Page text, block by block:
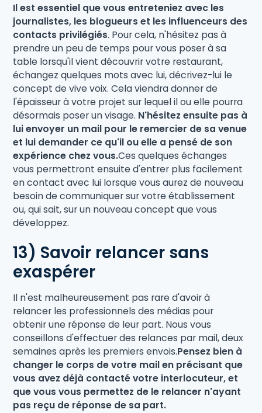
Il est essentiel que vous entreteniez avec les
journalistes, les blogueurs et les influenceurs des
contacts privilégiés. Pour cela, n'hésitez pas à
prendre un peu de temps pour vous poser à sa
table lorsqu'il vient découvrir votre restaurant,
échangez quelques mots avec lui, décrivez-lui le
concept de vive voix. Cela viendra donner de
l'épaisseur à votre projet sur lequel il ou elle pourra
désormais poser un visage. N'hésitez ensuite pas à
lui envoyer un mail pour le remercier de sa venue
et lui demander ce qu'il ou elle a pensé de son
expérience chez vous.Ces quelques échanges
vous permettront ensuite d'entrer plus facilement
en contact avec lui lorsque vous aurez de nouveau
besoin de communiquer sur votre établissement
ou, qui sait, sur un nouveau concept que vous
développez.
13) Savoir relancer sans
exaspérer
Il n'est malheureusement pas rare d'avoir à
relancer les professionnels des médias pour
obtenir une réponse de leur part. Nous vous
conseillons d'effectuer des relances par mail, deux
semaines après les premiers envois.Pensez bien à
changer le corps de votre mail en précisant que
vous avez déjà contacté votre interlocuteur, et
que vous vous permettez de le relancer n'ayant
pas reçu de réponse de sa part.